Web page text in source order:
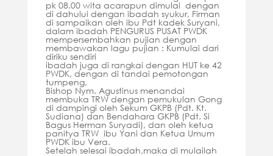
pk 08.00 wita acarapun dimulai dengan
di dahului dengan ibadah syukur, Firman
di sampaikan oleh ibu Pdt kadek Suryani,
dalam ibadah PENGURUS PUSAT PWDK
mempersembahkan pujian dengan
membawakan lagu pujian : Kumulai dari
diriku sendiri
ibadah juga di rangkai dengan HUT ke 42
PWDK, dengan di tandai pemotongan
tumpeng,
Bishop Nym. Agustinus menandai
membuka TRW dengan pemukulan Gong
di dampingi oleh Sekum GKPB (Pdt. Kt.
Sudiana) dan Bendahara GKPB (Pdt. Si
Bagus Herman Suryadi), dan oleh ketua
panitya TRW ibu Yani dan Ketua Umum
PWDK ibu Vera.
Setelah selesai ibadah,maka di mulailah